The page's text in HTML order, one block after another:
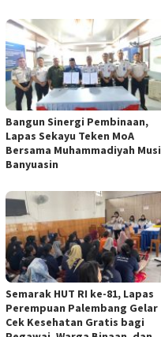
Bangun Sinergi Pembinaan,
Lapas Sekayu Teken MoA
Bersama Muhammadiyah Musi
Banyuasin
Semarak HUT RI ke-81, Lapas
Perempuan Palembang Gelar
Cek Kesehatan Gratis bagi